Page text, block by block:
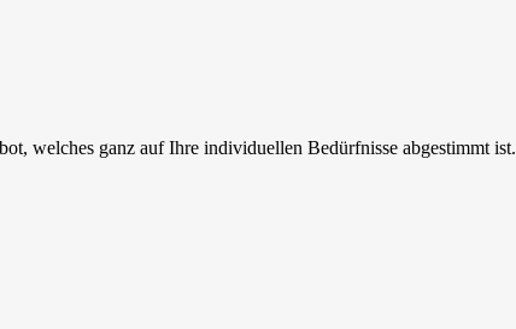
welches ganz auf Ihre individuellen Bedürfnisse abgestimmt ist.